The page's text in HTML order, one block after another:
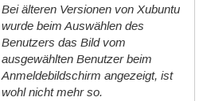
Bei älteren Versionen von Xubuntu
wurde beim Auswählen des
Benutzers das Bild vom
ausgewählten Benutzer beim
Anmeldebildschirm angezeigt, ist
wohl nicht mehr so.